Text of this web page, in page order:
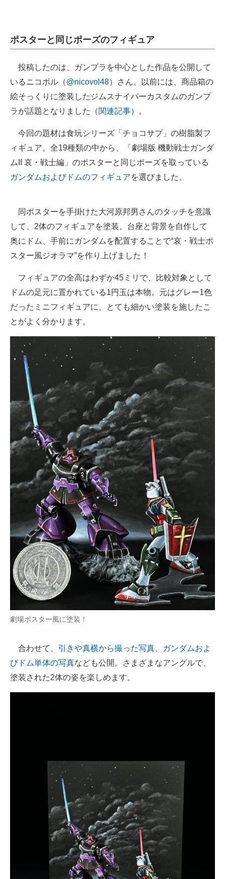
ポスターと同じポーズのフィギュア
投稿したのは、ガンプラを中心とした作品を公開して
いるニコボル（@nicovol48）さん。以前には、商品箱の
絵そっくりに塗装したジムスナイパーカスタムのガンプ
ラが話題となりました（関連記事）。
今回の題材は食玩シリーズ「チョコサプ」の樹脂製フ
ィギュア。全19種類の中から、「劇場版 機動戦士ガンダ
ムII 哀・戦士編」のポスターと同じポーズを取っている
ガンダムおよびドムのフィギュアを選びました。
同ポスターを手掛けた大河原邦男さんのタッチを意識
して、2体のフィギュアを塗装。台座と背景を自作して
奥にドム、手前にガンダムを配置することで“哀・戦士ポ
スター風ジオラマ”を作り上げました！
フィギュアの全高はわずか45ミリで、比較対象として
ドムの足元に置かれている1円玉は本物。元はグレー1色
だったミニフィギュアに、とても細かい塗装を施したこ
とがよく分かります。
劇場ポスター風に塗装！
合わせて、 引きや真横から撮った写真
ガンダムおよ
びドム単体の写真なども公開。さまざまなアングルで、
塗装された2体の姿を楽しめます。